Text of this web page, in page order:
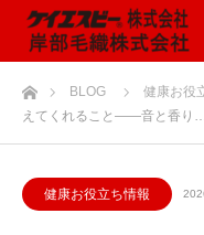
ホームBLOG 健康お役
えてくれること――音と香り
健康お役立ち情報